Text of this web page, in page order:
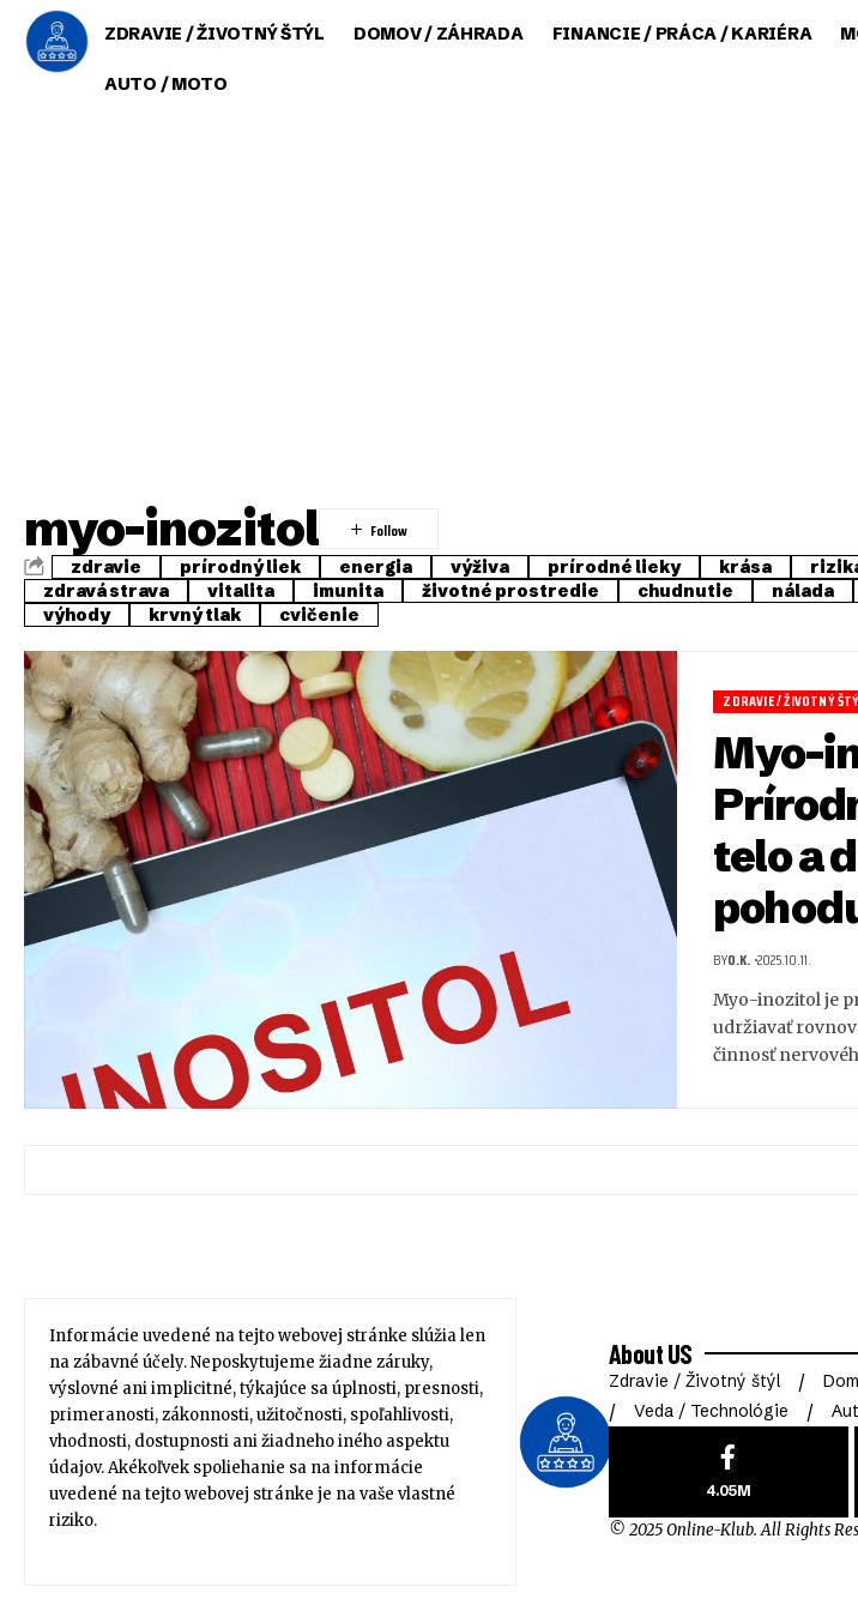
ZDRAVIE / ŽIVOTNÝ ŠTÝL DOMOV / ZÁHRADA FINANCIE / PRÁCA / KARIÉRA
AUTO / MOTO
myo-inozitol
zdravie prírodný liek energia výživa prírodné lieky krása
zdravá strava
vitalita imunita životné prostredie chudnutie nálada
výhody
krvný tlak cvičenie
ZDRAVIE / ŽIVOTNÝ
Myo-
telo a
BYO.K. 2025.10.11.
Myo-inozitol je
udržiavať
činnosť
Informácie uvedené na tejto webovej stránke slúžia len
na zábavné účely. Neposkytujeme žiadne záruky,
výslovné ani implicitné, týkajúce sa úplnosti, presnosti,
primeranosti, zákonnosti, užitočnosti, spoľahlivosti,
vhodnosti, dostupnosti ani žiadneho iného aspektu
údajov. Akékoľvek spoliehanie sa na informácie
uvedené na tejto webovej stránke je na vaše vlastné
riziko.
About US
Zdravie / Životný štýl
Veda / Technológie
4.05M
© 2025 Online-Klub. All Rights